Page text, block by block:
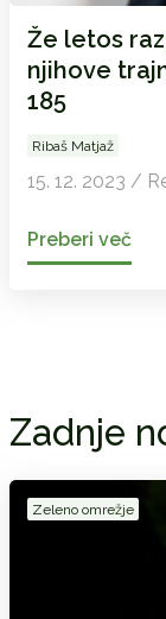
Že letos
njihove
185
Ribaš Matjaž
15. 12. 2023 /
Preberi več
Zadnje
Zeleno omrežje